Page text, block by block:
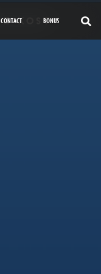
CONTACT BONUS